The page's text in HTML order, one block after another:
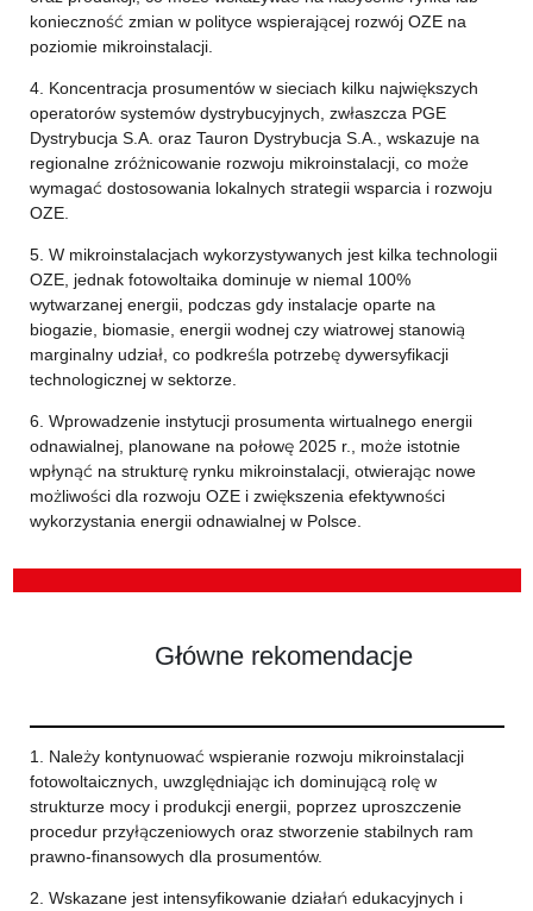
konieczność zmian w polityce wspierającej rozwój OZE na
poziomie mikroinstalacji.
4. Koncentracja prosumentów w sieciach kilku największych
operatorów systemów dystrybucyjnych, zwłaszcza PGE
Dystrybucja S.A. oraz Tauron Dystrybucja S.A., wskazuje na
regionalne zróżnicowanie rozwoju mikroinstalacji, co może
wymagać dostosowania lokalnych strategii wsparcia i rozwoju
OZE.
5. W mikroinstalacjach wykorzystywanych jest kilka technologii
OZE, jednak fotowoltaika dominuje w niemal 100%
wytwarzanej energii, podczas gdy instalacje oparte na
biogazie, biomasie, energii wodnej czy wiatrowej stanowią
marginalny udział, co podkreśla potrzebę dywersyfikacji
technologicznej w sektorze.
6. Wprowadzenie instytucji prosumenta wirtualnego energii
odnawialnej, planowane na połowę 2025 r., może istotnie
wpłynąć na strukturę rynku mikroinstalacji, otwierając nowe
możliwości dla rozwoju OZE i zwiększenia efektywności
wykorzystania energii odnawialnej w Polsce.
Główne rekomendacje
1. Należy kontynuować wspieranie rozwoju mikroinstalacji
fotowoltaicznych, uwzględniając ich dominującą rolę w
strukturze mocy i produkcji energii, poprzez uproszczenie
procedur przyłączeniowych oraz stworzenie stabilnych ram
prawno-finansowych dla prosumentów.
2. Wskazane jest intensyfikowanie działań edukacyjnych i